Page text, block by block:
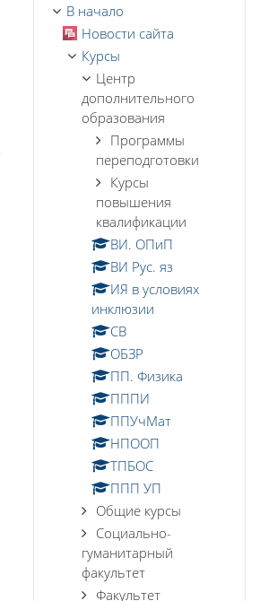
В начало
Новости сайта
Курсы
Центр
дополнительного
образования
Программы
переподготовки
Курсы
повышения
квалификации
ВИ. ОПиП
ВИ Рус. яз
ИЯ в условиях
инклюзии
СВ
ОБЗР
ПП. Физика
ПППИ
ППУчМат
НПООП
ТПБОС
ППП УП
Общие курсы
Социально-
гуманитарный
факультет
Факультет